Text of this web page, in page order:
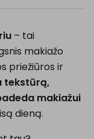
– tai
makiažo
priežiūros ir
tekstūrą,
makiažui
dieną.